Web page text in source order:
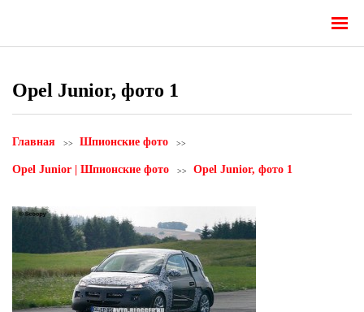
Opel Junior, фото 1
Главная Шпионские фото
Opel Junior | Шпионские фото Opel Junior, фото 1